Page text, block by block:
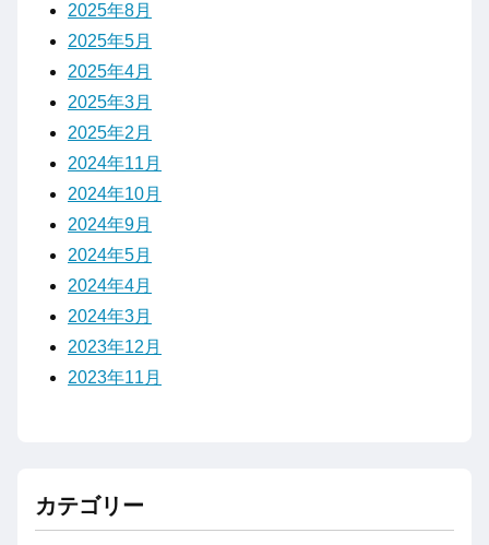
2025年8月
2025年5月
2025年4月
2025年3月
2025年2月
2024年11月
2024年10月
2024年9月
2024年5月
2024年4月
2024年3月
2023年12月
2023年11月
カテゴリー